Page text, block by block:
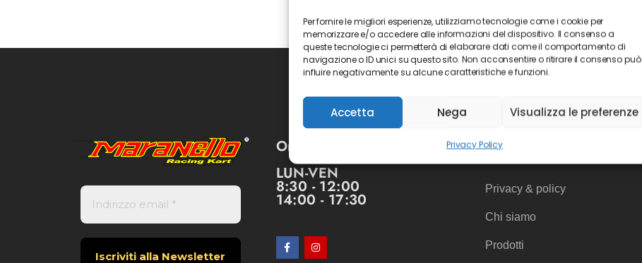
Per fornire le migliori esperienze, utilizziamo tecnologie come i cookie per
memorizzare e/o accedere alle informazioni del dispositivo. Il consenso a
queste tecnologie ci permetterà di elaborare dati come il comportamento di
navigazione o ID unici su questo sito. Non acconsentire o ritirare il consenso può
influire negativamente su alcune caratteristiche e funzioni.
Accetta Nega Visualizza le preferenze
Privacy Policy
Orari:
LUN-VEN
8:30 - 12:00
14:00 - 17:30
Link utili
Privacy & policy
Chi siamo
Prodotti